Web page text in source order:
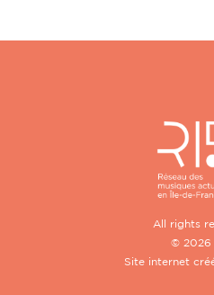
All rights
© 2026
Site internet